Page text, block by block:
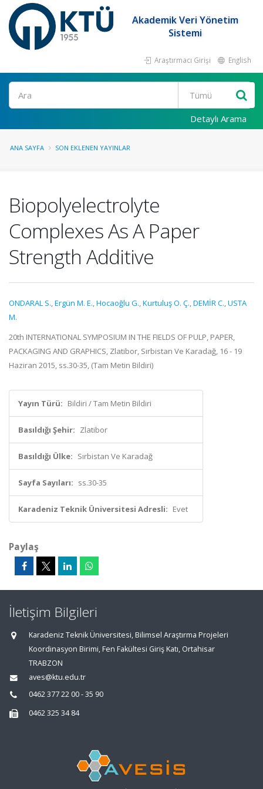
Akademik Veri Yönetim
Sistemi
Araştırmacı Girişi English
Ara
Detaylı Arama
ANA SAYFA SON EKLENEN YAYINLAR
Biopolyelectrolyte
Complexes As A Paper
Strength Additive
ONDARAL S.,Ergün M. E.,Hocaoğlu G.,Kurtuluş O. Ç.,DEMİR C.,USTA
M.
20th INTERNATIONAL SYMPOSIUM IN THE FIELDS OF PULP, PAPER,
PACKAGING AND GRAPHICS, Zlatibor, Sırbistan Ve Karadağ, 16 - 19
Haziran 2015, ss.30-35, (Tam Metin Bildiri)
Yayın Türü: Bildiri / Tam Metin Bildiri
Basıldığı Şehir: Zlatibor
Basıldığı Ülke: Sırbistan Ve Karadağ
Sayfa Sayıları: ss.30-35
Karadeniz Teknik Üniversitesi Adresli: Evet
Paylaş
İletişim Bilgileri
Karadeniz Teknik Üniversitesi, Bilimsel Araştırma Projeleri
Koordinasyon Birimi, Fen Fakültesi Giriş Katı, Ortahisar
TRABZON
aves@ktu.edu.tr
0462 377 22 00 - 35 90
0462 325 34 84